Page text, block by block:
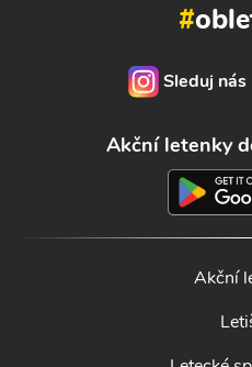
#
Sleduj
Akční letenky
Akční